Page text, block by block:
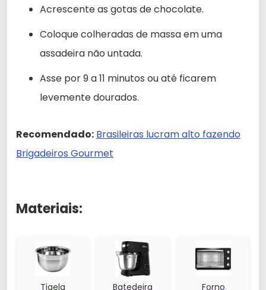
Acrescente as gotas de chocolate.
Coloque colheradas de massa em uma
assadeira não untada.
Asse por 9 a 11 minutos ou até ficarem
levemente dourados.
Recomendado: Brasileiras lucram alto fazendo
Brigadeiros Gourmet
Materiais:
Tigela Batedeira Forno